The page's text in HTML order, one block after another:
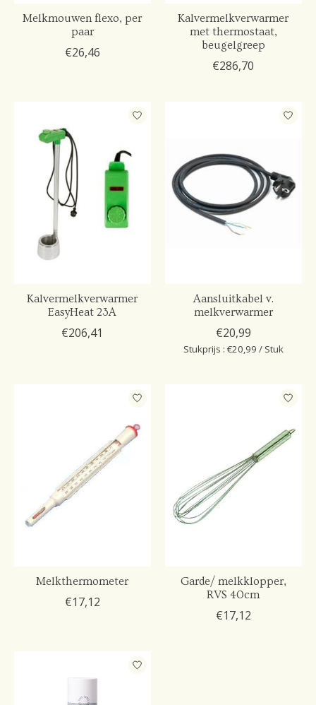
Melkmouwen flexo, per
paar
€26,46
Kalvermelkverwarmer
met thermostaat,
beugelgreep
€286,70
Kalvermelkverwarmer
EasyHeat 23A
€206,41
Aansluitkabel v.
melkverwarmer
€20,99
Stukprijs : €20,99 / Stuk
Melkthermometer
€17,12
Garde/ melkklopper,
RVS 40cm
€17,12